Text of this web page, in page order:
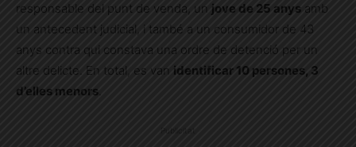
responsable del punt de venda, un jove de 25 anys amb
un antecedent judicial, i també a un consumidor de 43
anys contra qui constava una ordre de detenció per un
altre delicte. En total, es van identificar 10 persones, 3
d’elles menors.